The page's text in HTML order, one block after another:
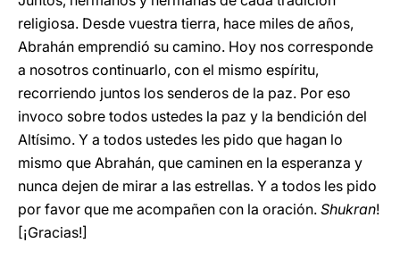
religiosa. Desde vuestra tierra, hace miles de años,
Abrahán emprendió su camino. Hoy nos corresponde
a nosotros continuarlo, con el mismo espíritu,
recorriendo juntos los senderos de la paz. Por eso
invoco sobre todos ustedes la paz y la bendición del
Altísimo. Y a todos ustedes les pido que hagan lo
mismo que Abrahán, que caminen en la esperanza y
nunca dejen de mirar a las estrellas. Y a todos les pido
por favor que me acompañen con la oración. Shukran!
[¡Gracias!]